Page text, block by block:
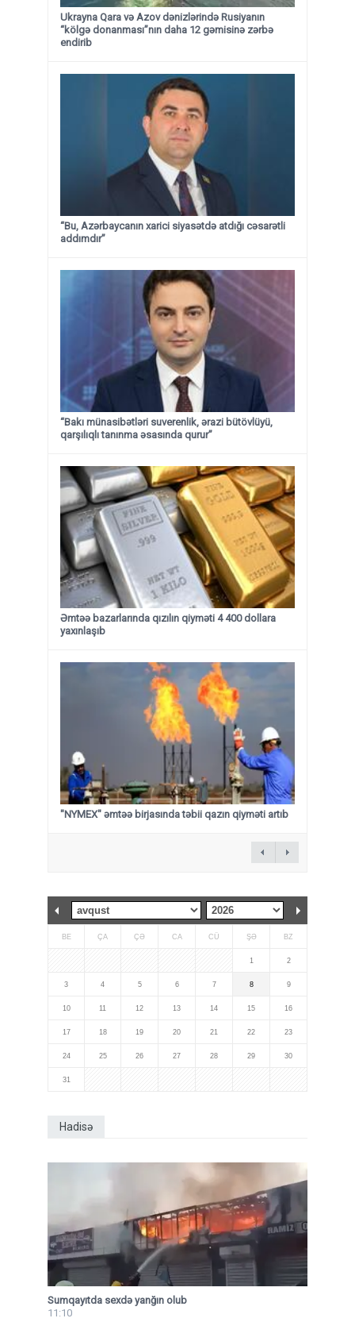
Ukrayna Qara və Azov dənizlərində Rusiyanın
“kölgə donanması”nın daha 12 gəmisinə zərbə
endirib
“Bu, Azərbaycanın xarici siyasətdə atdığı cəsarətli
addımdır”
“Bakı münasibətləri suverenlik, ərazi bütövlüyü,
qarşılıqlı tanınma əsasında qurur”
Əmtəə bazarlarında qızılın qiyməti 4 400 dollara
yaxınlaşıb
"NYMEX" əmtəə birjasında təbii qazın qiyməti artıb
BE ÇA ÇƏ CA CÜ ŞƏ BZ
1 2
3 4 5 6 7 8 9
10 11 12 13 14 15 16
17 18 19 20 21 22 23
24 25 26 27 28 29 30
31
Hadisə
Sumqayıtda sexdə yanğın olub
11:10